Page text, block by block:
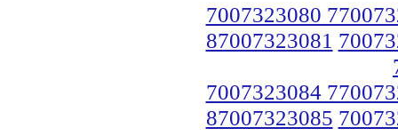
7007323080
87007323081
7007323084
87007323085